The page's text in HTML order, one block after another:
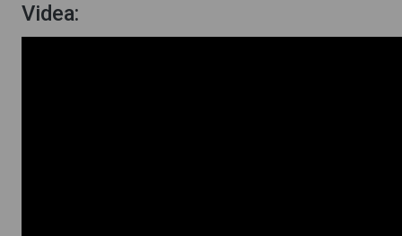
Videa: